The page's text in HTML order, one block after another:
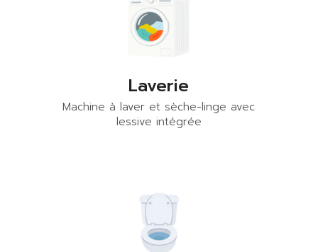
Laverie
Machine à laver et sèche-linge avec
lessive intégrée